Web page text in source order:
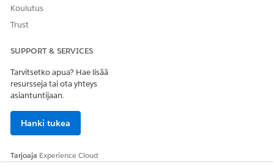
Tallenna muutokset.
Anna palautetta, jotta voimme kehittyä!
Koulutus
Trust
SUPPORT & SERVICES
Tarvitsetko apua? Hae lisää
resursseja tai ota yhteys
asiantuntijaan.
Hanki tukea
Tarjoaja Experience Cloud